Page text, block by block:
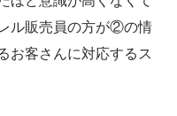
ル販売員の方が②の情
お客さんに対応するス